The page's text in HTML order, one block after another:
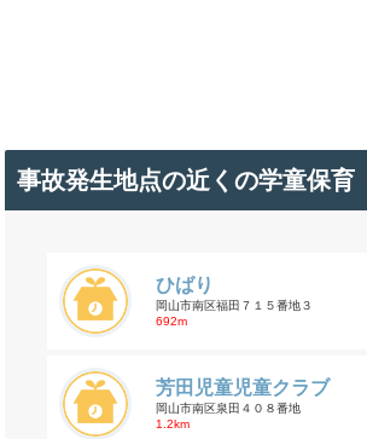
事故発生地点の近くの学童保育
ひばり
岡山市南区福田７１５番地３
692m
芳田児童児童クラブ
岡山市南区泉田４０８番地
1.2km